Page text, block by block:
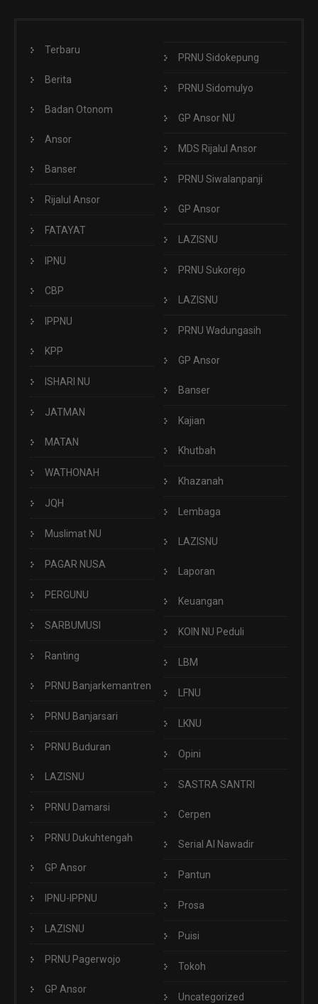
Terbaru
Berita
Badan Otonom
Ansor
Banser
Rijalul Ansor
FATAYAT
IPNU
CBP
IPPNU
KPP
ISHARI NU
JATMAN
MATAN
WATHONAH
JQH
Muslimat NU
PAGAR NUSA
PERGUNU
SARBUMUSI
Ranting
PRNU Banjarkemantren
PRNU Banjarsari
PRNU Buduran
LAZISNU
PRNU Damarsi
PRNU Dukuhtengah
GP Ansor
IPNU-IPPNU
LAZISNU
PRNU Pagerwojo
GP Ansor
PRNU Sidokepung
PRNU Sidomulyo
GP Ansor NU
MDS Rijalul Ansor
PRNU Siwalanpanji
GP Ansor
LAZISNU
PRNU Sukorejo
LAZISNU
PRNU Wadungasih
GP Ansor
Banser
Kajian
Khutbah
Khazanah
Lembaga
LAZISNU
Laporan
Keuangan
KOIN NU Peduli
LBM
LFNU
LKNU
Opini
SASTRA SANTRI
Cerpen
Serial Al Nawadir
Pantun
Prosa
Puisi
Tokoh
Uncategorized